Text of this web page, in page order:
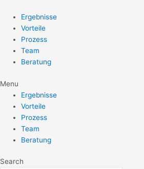
Inhalt
springen
Ergebnisse
Vorteile
Prozess
Team
Beratung
Menu
Ergebnisse
Vorteile
Prozess
Team
Beratung
Search
navigation